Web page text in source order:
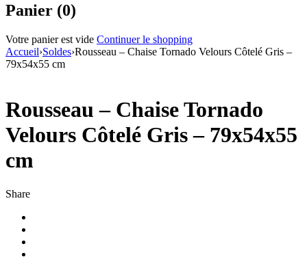
Panier (0)
Votre panier est vide Continuer le shopping
Accueil›Soldes›Rousseau – Chaise Tornado Velours Côtelé Gris –
79x54x55 cm
Rousseau – Chaise Tornado
Velours Côtelé Gris – 79x54x55
cm
Share